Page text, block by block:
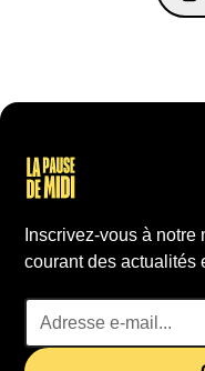
Inscrivez-vous à
courant des actualités